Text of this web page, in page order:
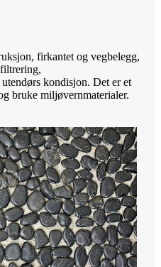
firkantet og vegbelegg,
kondisjon. Det er et
bruke miljøvernmaterialer.